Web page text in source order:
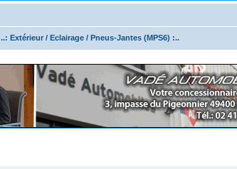
..: Extérieur / Eclairage / Pneus-Jantes (MPS6) :..